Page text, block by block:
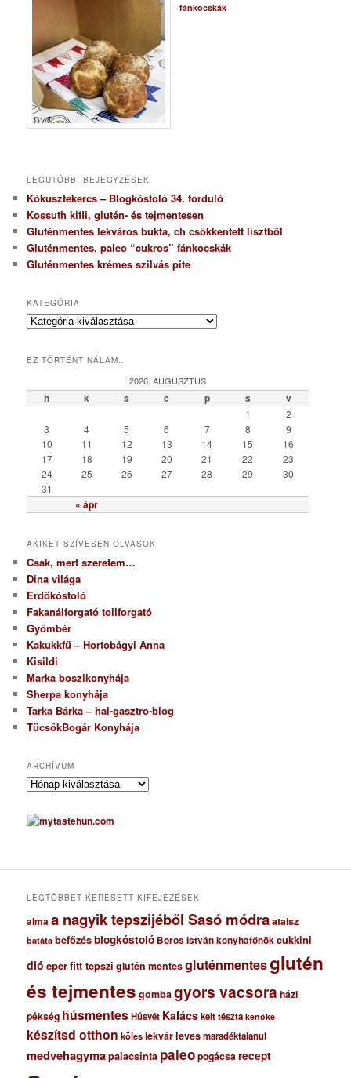
fánkocskák
LEGUTÓBBI BEJEGYZÉSEK
Kókusztekercs – Blogkóstoló 34. forduló
Kossuth kifli, glutén- és tejmentesen
Gluténmentes lekváros bukta, ch csökkentett lisztből
Gluténmentes, paleo “cukros” fánkocskák
Gluténmentes krémes szilvás pite
KATEGÓRIA
K
e
ó
r
EZ TÖRTÉNT NÁLAM…
2026. AUGUSZTUS
h k s c p s v
« ápr
1
2
3
4 5 6 7 8
9
10
11 12 13 14 15
16
17
18 19 20 21 22
23
24
25 26 27 28 29
30
31
AKIKET SZÍVESEN OLVASOK
Csak, mert szeretem…
Dina világa
Erdőkóstoló
Fakanálforgató tollforgató
Gyömbér
Kakukkfű – Hortobágyi Anna
Kisildi
Marka boszikonyhája
Sherpa konyhája
Tarka Bárka – hal-gasztro-blog
TücsökBogár Konyhája
ARCHÍVUM
A
c
h
u
LEGTÖBBET KERESETT KIFEJEZÉSEK
almaa nagyik tepszijéből Sasó módraataisz
batáta befőzésblogkóstoló Boros István konyhafőnökcukkini
dió eperfitt tepszi glutén mentesgluténmentesglutén
és tejmentes gombagyors vacsora házi
pékség húsmentesHúsvét Kalácskelt tészta kenőke
készítsd otthon köles lekvárlevesmaradéktalanul
medvehagymapalacsinta paleopogácsarecept